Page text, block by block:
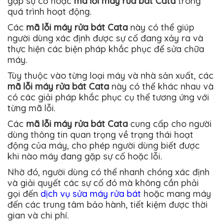
quá trình hoạt động.
Các mã lỗi máy rửa bát Cata này có thể giúp
người dùng xác định được sự cố đang xảy ra và
thực hiện các biện pháp khắc phục để sửa chữa
máy.
Tùy thuộc vào từng loại máy và nhà sản xuất, các
mã lỗi máy rửa bát Cata này có thể khác nhau và
có các giải pháp khắc phục cụ thể tương ứng với
từng mã lỗi.
Các mã lỗi máy rửa bát Cata cung cấp cho người
dùng thông tin quan trọng về trạng thái hoạt
động của máy, cho phép người dùng biết được
khi nào máy đang gặp sự cố hoặc lỗi.
Nhờ đó, người dùng có thể nhanh chóng xác định
và giải quyết các sự cố đó mà không cần phải
gọi đến dịch vụ sửa máy rửa bát hoặc mang máy
đến các trung tâm bảo hành, tiết kiệm được thời
gian và chi phí.